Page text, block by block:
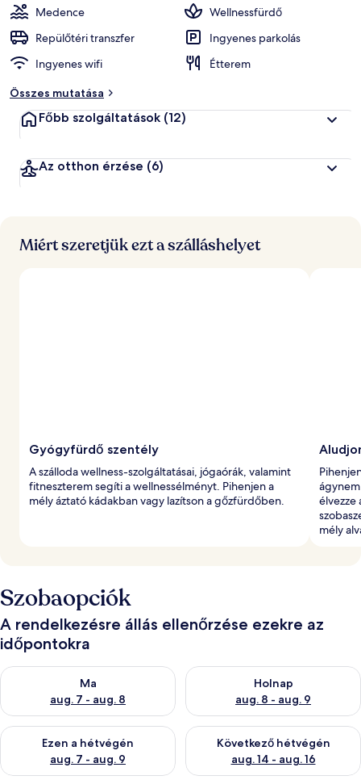
z
ó
k
á
a
b
r
Medence
Wellnessfürdő
Repülőtéri transzfer
Ingyenes parkolás
Ingyenes wifi
Étterem
Összes mutatása
Főbb szolgáltatások (12)
Az otthon érzése (6)
Miért szeretjük ezt a szálláshelyet
Gyógyfürdő szentély
A szálloda wellness-szolgáltatásai, jógaórák, valamint
fitneszterem segíti a wellnessélményt. Pihenjen a
mély áztató kádakban vagy lazítson a gőzfürdőben.
élvezze
mély
Szobaopciók
A rendelkezésre állás ellenőrzése ezekre az
időpontokra
Ma
aug. 7 - aug. 8
A ma esti rendelkezésre állás ellenőrzése: aug. 7 - aug. 8
Holnap
aug. 8 - aug. 9
A holnapi rendelkezésre állás
Ezen a hétvégén
aug. 7 - aug. 9
A mostani hétvégi rendelkezésre állás ellenőrzése: aug. 7 -
Következő hétvégén
aug. 14 - aug. 16
A következő hétvégi